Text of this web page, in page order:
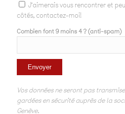
J'aimerais vous rencontrer et
côtés, contactez-moi!
Combien font 9 moins 4 ? (anti-spam)
Vos données ne seront pas
gardées en sécurité auprès de la
Genève.